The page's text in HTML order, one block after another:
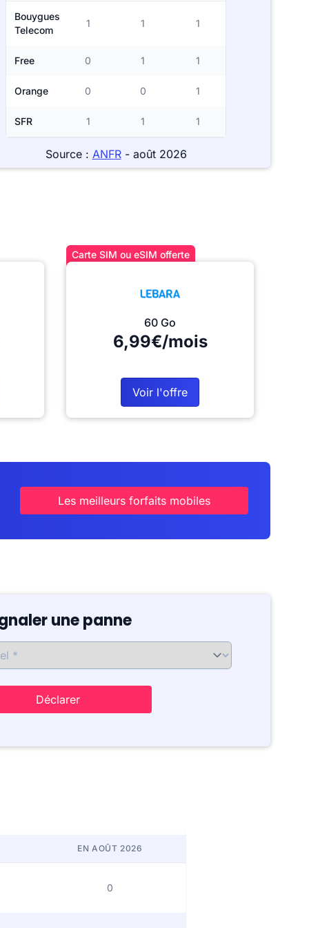
Bouygues
Telecom
1 1 1
Free 0 1 1
Orange 0 0 1
SFR 1 1 1
Source : ANFR- août 2026
Carte SIM ou eSIM offerte
60 Go
6,99€/mois
Voir l'offre
Les meilleurs forfaits mobiles
une panne
Déclarer
EN AOÛT 2026
0